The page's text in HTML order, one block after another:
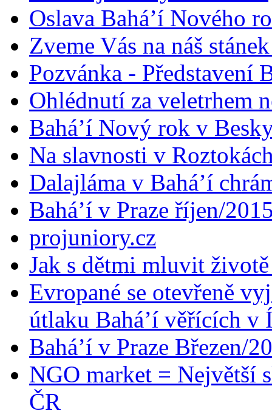
Oslava Bahá’í Nového
Zveme Vás na náš
Pozvánka - Představení
Ohlédnutí za veletrhem
Bahá’í Nový rok v
Na slavnosti v
Dalajláma v Bahá’í
Bahá’í v Praze říjen/
projuniory.cz
Jak s dětmi mluvit
Evropané se otevřeně
útlaku Bahá’í věřících v
Bahá’í v Praze Březen/
NGO market = Největší
ČR